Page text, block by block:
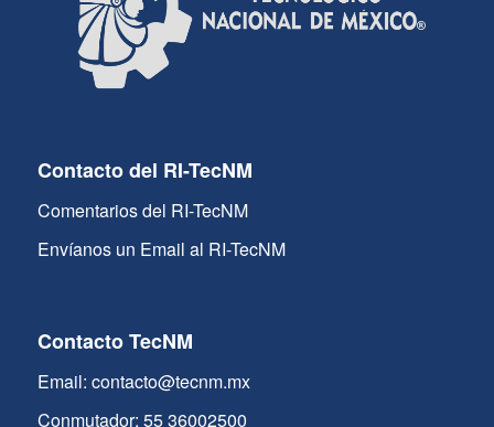
Contacto del RI-TecNM
Comentarios del RI-TecNM
Envíanos un Email al RI-TecNM
Contacto TecNM
Email: contacto@tecnm.mx
Conmutador: 55 36002500